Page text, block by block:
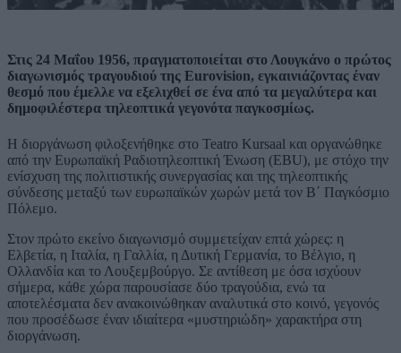
Στις 24 Μαΐου 1956, πραγματοποιείται στο Λουγκάνο ο πρώτος
διαγωνισμός τραγουδιού της Eurovision, εγκαινιάζοντας έναν
θεσμό που έμελλε να εξελιχθεί σε ένα από τα μεγαλύτερα και
δημοφιλέστερα τηλεοπτικά γεγονότα παγκοσμίως.
Η διοργάνωση φιλοξενήθηκε στο Teatro Kursaal και οργανώθηκε
από την Ευρωπαϊκή Ραδιοτηλεοπτική Ένωση (EBU), με στόχο την
ενίσχυση της πολιτιστικής συνεργασίας και της τηλεοπτικής
σύνδεσης μεταξύ των ευρωπαϊκών χωρών μετά τον Β΄ Παγκόσμιο
Πόλεμο.
Στον πρώτο εκείνο διαγωνισμό συμμετείχαν επτά χώρες: η
Ελβετία, η Ιταλία, η Γαλλία, η Δυτική Γερμανία, το Βέλγιο, η
Ολλανδία και το Λουξεμβούργο. Σε αντίθεση με όσα ισχύουν
σήμερα, κάθε χώρα παρουσίασε δύο τραγούδια, ενώ τα
αποτελέσματα δεν ανακοινώθηκαν αναλυτικά στο κοινό, γεγονός
που προσέδωσε έναν ιδιαίτερα «μυστηριώδη» χαρακτήρα στη
διοργάνωση.